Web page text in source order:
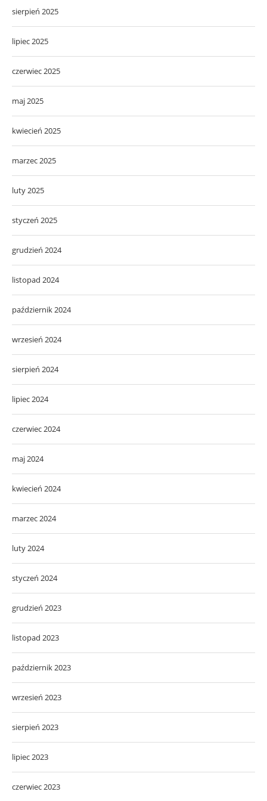
sierpień 2025
lipiec 2025
czerwiec 2025
maj 2025
kwiecień 2025
marzec 2025
luty 2025
styczeń 2025
grudzień 2024
listopad 2024
październik 2024
wrzesień 2024
sierpień 2024
lipiec 2024
czerwiec 2024
maj 2024
kwiecień 2024
marzec 2024
luty 2024
styczeń 2024
grudzień 2023
listopad 2023
październik 2023
wrzesień 2023
sierpień 2023
lipiec 2023
czerwiec 2023